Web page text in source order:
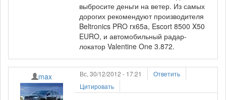
выбросите деньги на ветер. Из самых
дорогих рекомендуют производителя
Beltronics PRO rx65a, Escort 8500 X50
EURO, и автомобильный радар-
локатор Valentine One 3.872.
max Вс, 30/12/2012 - 17:21
Ответить
Цитировать